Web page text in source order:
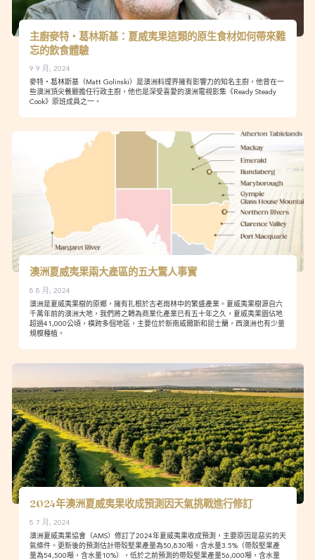
主廚麥特・葛林斯基：夏威夷果這類的原生食材如何帶來難
忘的飲食體驗
9 9 月, 2024
麥特・葛林斯基（Matt Golinski）是澳洲料理界擁有影響力的知名主廚，他曾在一
些澳洲頂尖餐廳擔任行政主廚，他也是深受喜愛的澳洲電視影集《Ready Steady
Cook》原班成員之一。
澳洲夏威夷果兩大產區的五大驚人事實
8 8 月, 2024
澳洲是夏威夷果樹的原鄉，擁有扎根於古老雨林中的繁盛產業。夏威夷果樹源自六
千萬年前的澳洲大地，我們將之轉為商業化產業已有五十年之久，夏威夷果園佔地
超過41,000公頃，橫跨多個地區，主要位於新南威爾斯和昆士蘭，西澳洲也有少量
規模種植。
2024年澳洲夏威夷果收成預測因天氣挑戰進行修訂
8 7 月, 2024
澳洲夏威夷果協會（AMS）修訂了2024年夏威夷果收成預測，主要原因是惡劣的天
氣條件。更新後的預測估計帶殼堅果產量為50,830噸，含水量3.5%（帶殼堅果產
量為54,500噸，含水量10%），低於之前預測的帶殼堅果產量56,000噸，含水量